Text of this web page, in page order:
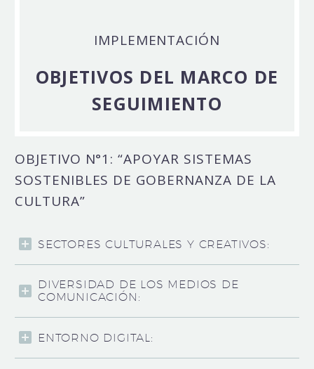
IMPLEMENTACIÓN
OBJETIVOS DEL MARCO DE
SEGUIMIENTO
OBJETIVO N°1: “APOYAR SISTEMAS
SOSTENIBLES DE GOBERNANZA DE LA
CULTURA”
SECTORES CULTURALES Y CREATIVOS:
DIVERSIDAD DE LOS MEDIOS DE
COMUNICACIÓN:
ENTORNO DIGITAL: